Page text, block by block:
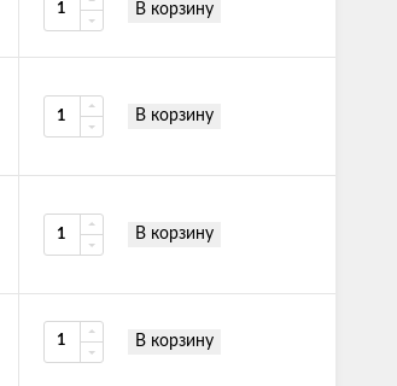
В корзину
В корзину
В корзину
В корзину